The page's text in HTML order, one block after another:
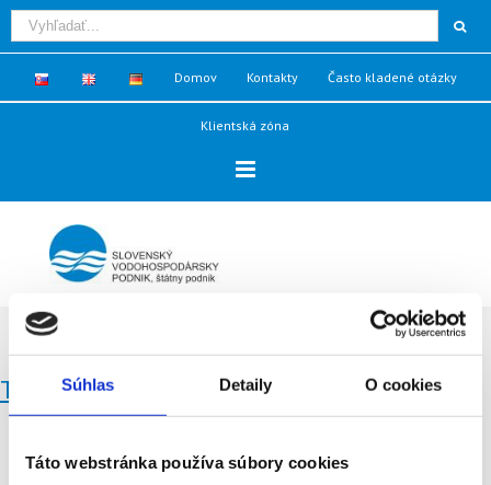
Súhlas Detaily O cookies
Táto webstránka používa súbory cookies
Domov Kontakty Často kladené otázky
Klientská zóna
Stránka Povodne - Inudačné územia - Inudačné územia BB
Tekovská Breznica